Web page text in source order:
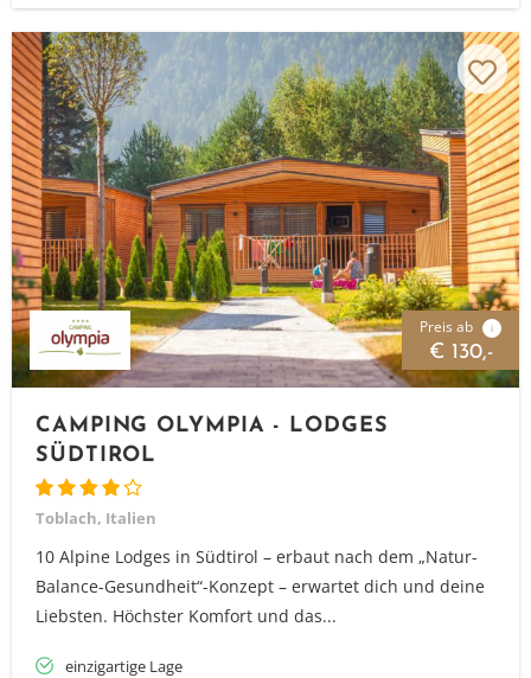
Preis ab i
€ 130,-
CAMPING OLYMPIA - LODGES
SÜDTIROL
Toblach, Italien
10 Alpine Lodges in Südtirol – erbaut nach dem „Natur-
Balance-Gesundheit“-Konzept – erwartet dich und deine
Liebsten. Höchster Komfort und das...
einzigartige Lage